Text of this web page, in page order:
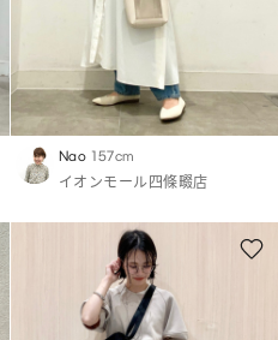
Nao 157cm
イオンモール四條畷店